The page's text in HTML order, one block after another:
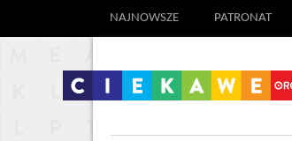
NAJNOWSZE PATRONAT